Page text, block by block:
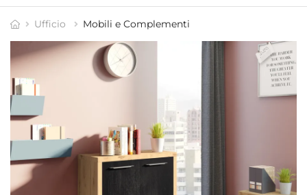
Ufficio Mobili e Complementi